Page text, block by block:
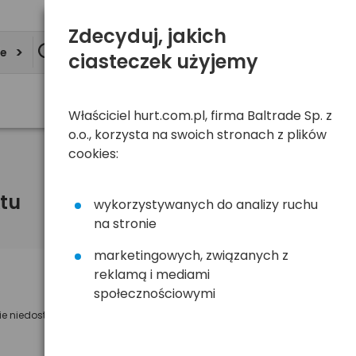
niedostępny
Powiadom mnie o dostępności
Zdecyduj, jakich
ciasteczek użyjemy
Właściciel hurt.com.pl, firma Baltrade Sp. z
o.o., korzysta na swoich stronach z plików
cookies:
wykorzystywanych do analizy ruchu
na stronie
marketingowych, związanych z
reklamą i mediami
społecznościowymi